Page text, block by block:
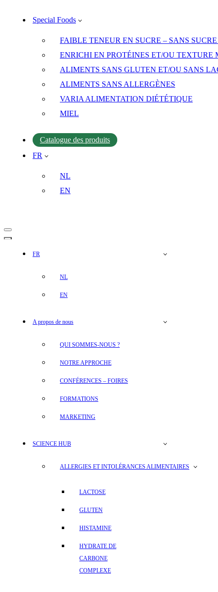
Special Foods
FAIBLE TENEUR EN SUCRE – SANS
ENRICHI EN PROTÉINES ET/OU TEXTURE
ALIMENTS SANS GLUTEN ET/OU SANS
ALIMENTS SANS ALLERGÈNES
VARIA ALIMENTATION DIÉTÉTIQUE
MIEL
Catalogue des produits
FR
NL
EN
Menu
de
Menu
navigationFR
NL
EN
A propos de nous
QUI SOMMES-NOUS ?
NOTRE APPROCHE
CONFÉRENCES – FOIRES
FORMATIONS
MARKETING
SCIENCE HUB
ALLERGIES ET INTOLÉRANCES ALIMENTAIRES
LACTOSE
GLUTEN
HISTAMINE
HYDRATE DE
CARBONE
COMPLEXE